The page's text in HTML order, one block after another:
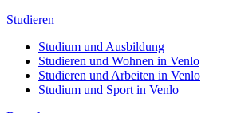
Studieren
Studium und Ausbildung
Studieren und Wohnen in Venlo
Studieren und Arbeiten in Venlo
Studium und Sport in Venlo